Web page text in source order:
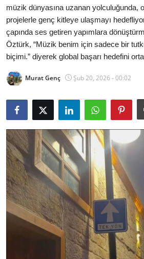
Toplum ve Yaşam
Sivil Toplum Kuruluşları
Kamu Kurumları ve Üst Kurullar
Resmi Reklamlar
müzik dünyasına uzanan yolculuğunda,
projelerle genç kitleye ulaşmayı
çapında ses getiren yapımlara
Öztürk, “Müzik benim için sadece bir
biçimi.” diyerek global başarı hedefini
Murat Genç Şub 20, 2026 - 00:02